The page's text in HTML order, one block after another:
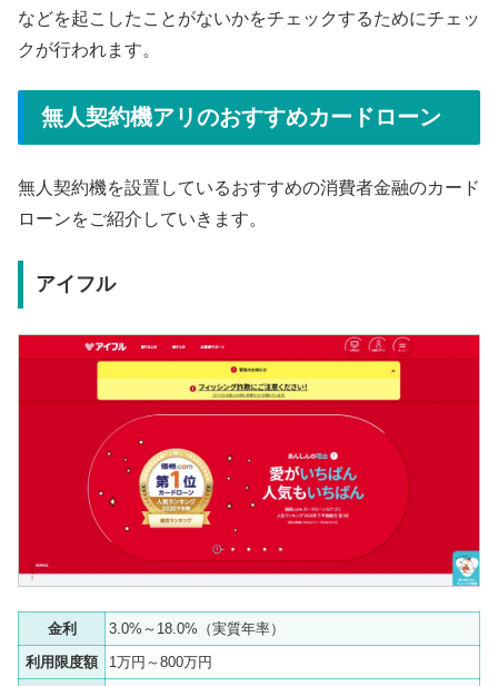
などを起こしたことがないかをチェックするためにチェッ
クが行われます。
無人契約機アリのおすすめカードローン
無人契約機を設置しているおすすめの消費者金融のカード
ローンをご紹介していきます。
アイフル
金利
3.0%～18.0%（実質年率）
利用限度額
1万円～800万円